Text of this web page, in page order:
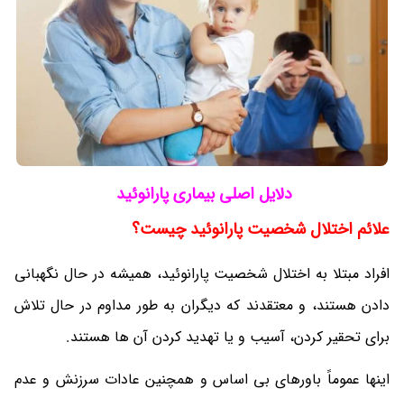
دلایل اصلی بیماری پارانوئید
علائم اختلال شخصیت پارانوئید چیست؟
افراد مبتلا به اختلال شخصیت پارانوئید، همیشه در حال نگهبانی
دادن هستند، و معتقدند که دیگران به طور مداوم در حال تلاش
برای تحقیر کردن، آسیب و یا تهدید کردن آن ها هستند.
اینها عموماً باورهای بی اساس و همچنین عادات سرزنش و عدم